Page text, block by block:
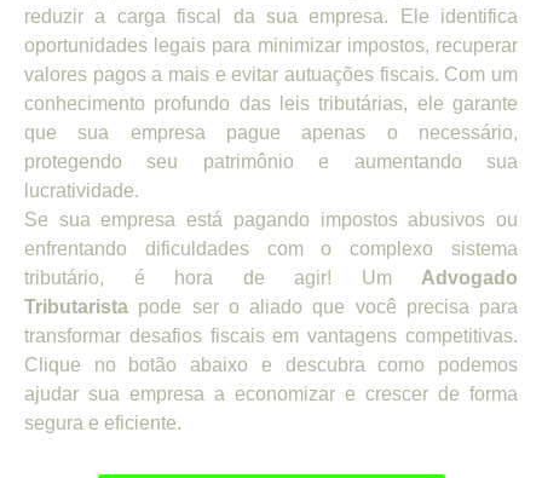
reduzir a carga fiscal da sua empresa. Ele identifica
oportunidades legais para minimizar impostos, recuperar
valores pagos a mais e evitar autuações fiscais. Com um
conhecimento profundo das leis tributárias, ele garante
que sua empresa pague apenas o necessário,
protegendo seu patrimônio e aumentando sua
lucratividade.
Se sua empresa está pagando impostos abusivos ou
enfrentando dificuldades com o complexo sistema
tributário, é hora de agir! Um Advogado
Tributarista pode ser o aliado que você precisa para
transformar desafios fiscais em vantagens competitivas.
Clique no botão abaixo e descubra como podemos
ajudar sua empresa a economizar e crescer de forma
segura e eficiente.